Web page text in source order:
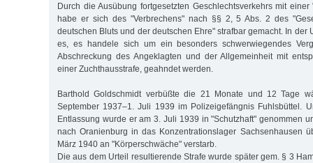
Durch die Ausübung fortgesetzten Geschlechtsverkehrs mit
habe er sich des "Verbrechens" nach §§ 2, 5 Abs. 2 des
deutschen Bluts und der deutschen Ehre" strafbar gemacht. In der
es, es handele sich um ein besonders schwerwiegendes
Abschreckung des Angeklagten und der Allgemeinheit mit
einer Zuchthausstrafe, geahndet werden.
Barthold Goldschmidt verbüßte die 21 Monate und 12 Tage
September 1937–1. Juli 1939 im Polizeigefängnis Fuhlsbüttel.
Entlassung wurde er am 3. Juli 1939 in "Schutzhaft" genommen
nach Oranienburg in das Konzentrationslager Sachsenhausen
März 1940 an "Körperschwäche" verstarb.
Die aus dem Urteil resultierende Strafe wurde später gem. § 3